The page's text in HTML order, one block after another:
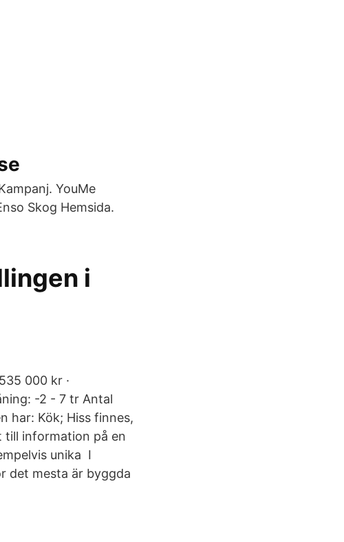
YouMe
Skog Hemsida.
i
000 kr ·
-2 - 7 tr Antal
har: Kök; Hiss finnes,
information på en
unika I
det mesta är byggda